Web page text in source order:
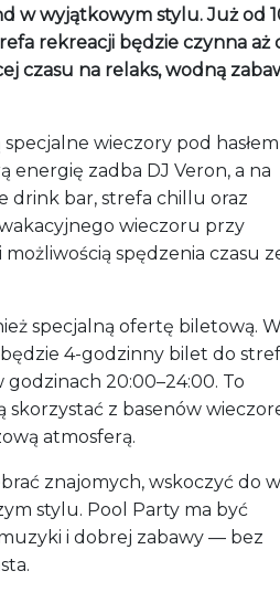
w wyjątkowym stylu. Już od
rekreacji będzie czynna aż
czasu na relaks, wodną
wieczory pod hasłem
energię zadba DJ Veron, a na
drink bar, strefa chillu oraz
wieczoru przy
możliwością spędzenia czasu
specjalną ofertę biletową.
4-godzinny bilet do
godzinach 20:00–24:00. To
z basenów
atmosferą.
znajomych, wskoczyć do
stylu. Pool Party ma być
i dobrej zabawy — bez